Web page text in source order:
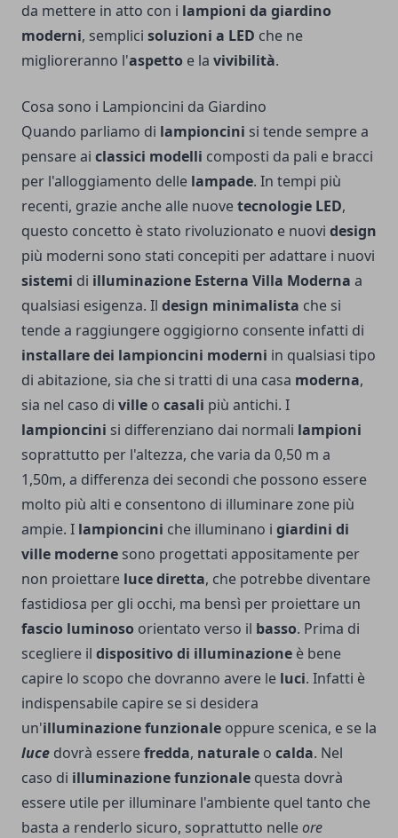
da mettere in atto con i lampioni da giardino
moderni, semplici soluzioni a LED che ne
miglioreranno l'aspetto e la vivibilità.
Cosa sono i Lampioncini da Giardino
Quando parliamo di lampioncini si tende sempre a
pensare ai classici modelli composti da pali e bracci
per l'alloggiamento delle lampade. In tempi più
recenti, grazie anche alle nuovetecnologie LED,
questo concetto è stato rivoluzionato e nuovi design
più moderni sono stati concepiti per adattare i nuovi
sistemi di illuminazione Esterna Villa Moderna a
qualsiasi esigenza. Il design minimalista che si
tende a raggiungere oggigiorno consente infatti di
installare dei lampioncini moderni in qualsiasi tipo
di abitazione, sia che si tratti di una casa moderna,
sia nel caso di ville o casali più antichi. I
lampioncini si differenziano dai normali lampioni
soprattutto per l'altezza, che varia da 0,50 m a
1,50m, a differenza dei secondi che possono essere
molto più alti e consentono di illuminare zone più
ampie. I lampioncini che illuminano i giardini di
ville moderne sono progettati appositamente per
non proiettare luce diretta, che potrebbe diventare
fastidiosa per gli occhi, ma bensì per proiettare un
fascio luminoso orientato verso il basso. Prima di
scegliere il dispositivo di illuminazione è bene
capire lo scopo che dovranno avere le luci. Infatti è
indispensabile capire se si desidera
un'illuminazione funzionale oppure scenica, e se la
luce dovrà esserefredda, naturale o calda. Nel
caso di illuminazione funzionale questa dovrà
essere utile per illuminare l'ambiente quel tanto che
basta a renderlo sicuro, soprattutto nelleore